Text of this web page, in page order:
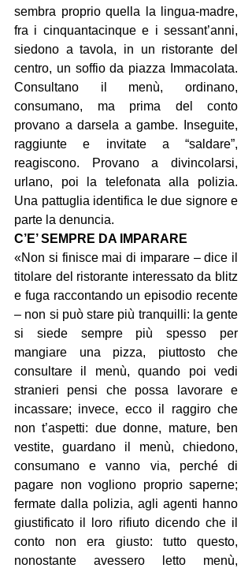
sembra proprio quella la lingua-madre,
fra i cinquantacinque e i sessant’anni,
siedono a tavola, in un ristorante del
centro, un soffio da piazza Immacolata.
Consultano il menù, ordinano,
consumano, ma prima del conto
provano a darsela a gambe. Inseguite,
raggiunte e invitate a “saldare”,
reagiscono. Provano a divincolarsi,
urlano, poi la telefonata alla polizia.
Una pattuglia identifica le due signore e
parte la denuncia.
C’E’ SEMPRE DA IMPARARE
«Non si finisce mai di imparare – dice il
titolare del ristorante interessato da blitz
e fuga raccontando un episodio recente
– non si può stare più tranquilli: la gente
si siede sempre più spesso per
mangiare una pizza, piuttosto che
consultare il menù, quando poi vedi
stranieri pensi che possa lavorare e
incassare; invece, ecco il raggiro che
non t’aspetti: due donne, mature, ben
vestite, guardano il menù, chiedono,
consumano e vanno via, perché di
pagare non vogliono proprio saperne;
fermate dalla polizia, agli agenti hanno
giustificato il loro rifiuto dicendo che il
conto non era giusto: tutto questo,
nonostante avessero letto menù,